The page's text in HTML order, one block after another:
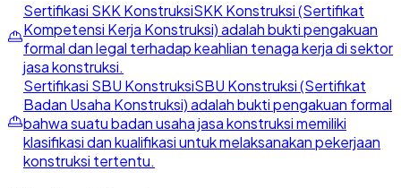
Sertifikasi SKK KonstruksiSKK Konstruksi (Sertifikat
Kompetensi Kerja Konstruksi) adalah bukti pengakuan
formal dan legal terhadap keahlian tenaga kerja di sektor
jasa konstruksi.
Sertifikasi SBU KonstruksiSBU Konstruksi (Sertifikat
Badan Usaha Konstruksi) adalah bukti pengakuan formal
bahwa suatu badan usaha jasa konstruksi memiliki
klasifikasi dan kualifikasi untuk melaksanakan pekerjaan
konstruksi tertentu.